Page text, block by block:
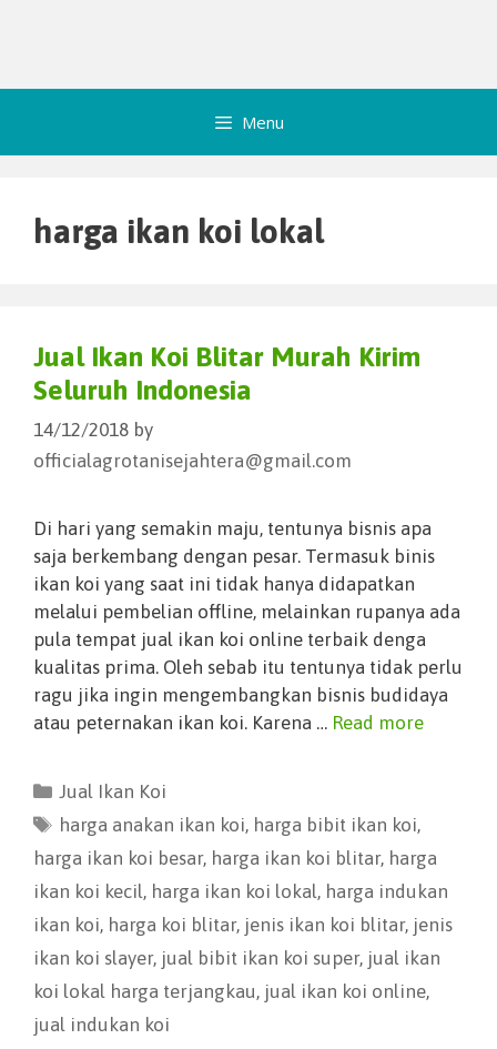
Menu
harga ikan koi lokal
Jual Ikan Koi Blitar Murah Kirim
Seluruh Indonesia
14/12/2018 by
officialagrotanisejahtera@gmail.com
Di hari yang semakin maju, tentunya bisnis apa
saja berkembang dengan pesar. Termasuk binis
ikan koi yang saat ini tidak hanya didapatkan
melalui pembelian offline, melainkan rupanya ada
pula tempat jual ikan koi online terbaik denga
kualitas prima. Oleh sebab itu tentunya tidak perlu
ragu jika ingin mengembangkan bisnis budidaya
atau peternakan ikan koi. Karena … Read more
Jual Ikan Koi
harga anakan ikan koi, harga bibit ikan koi,
harga ikan koi besar, harga ikan koi blitar, harga
ikan koi kecil, harga ikan koi lokal, harga indukan
ikan koi, harga koi blitar, jenis ikan koi blitar, jenis
ikan koi slayer, jual bibit ikan koi super, jual ikan
koi lokal harga terjangkau, jual ikan koi online,
jual indukan koi